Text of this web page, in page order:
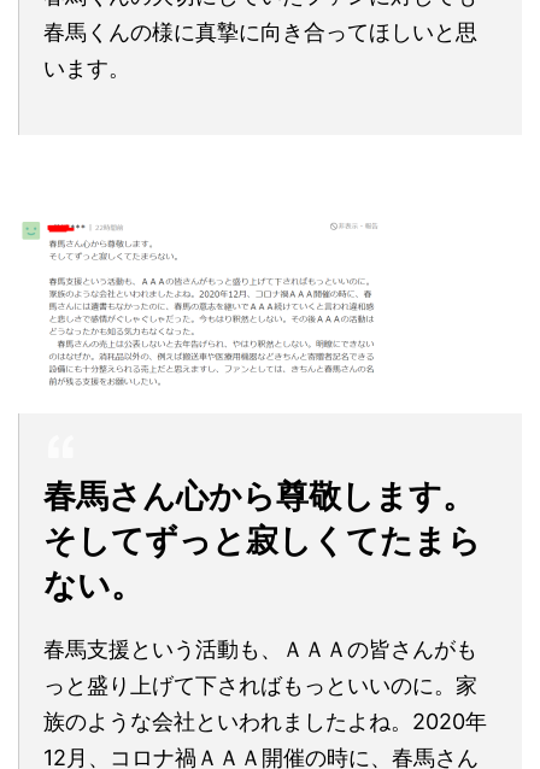
春馬くんの様に真摯に向き合ってほしいと思
います。
春馬さん心から尊敬します。
そしてずっと寂しくてたまら
ない。
春馬支援という活動も、ＡＡＡの皆さんがも
っと盛り上げて下さればもっといいのに。家
族のような会社といわれましたよね。2020年
12月、コロナ禍ＡＡＡ開催の時に、春馬さん